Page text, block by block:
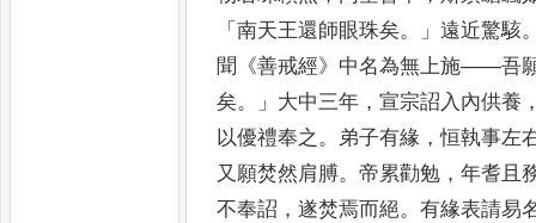
「南天王還師眼珠矣。」遠近驚駭
聞 《善戒經》 中名為無上施——吾
矣。」 大中三年 ，宣宗詔入內供養
以優禮奉之。 弟子有緣 ，恒執事左
又願焚然肩膊。帝累勸勉 ，年耆且
不奉詔 ，遂焚焉而絕。有緣表請易